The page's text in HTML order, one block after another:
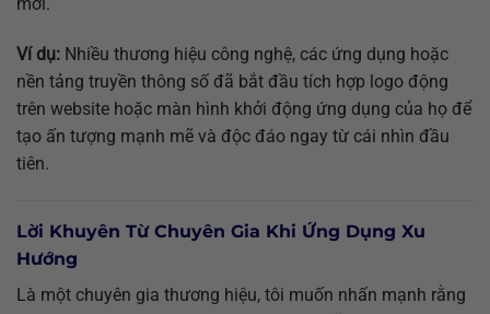
Ví dụ: Nhiều thương hiệu công nghệ, các ứng dụng hoặc
nền tảng truyền thông số đã bắt đầu tích hợp logo động
trên website hoặc màn hình khởi động ứng dụng của họ để
tạo ấn tượng mạnh mẽ và độc đáo ngay từ cái nhìn đầu
tiên.
Lời Khuyên Từ Chuyên Gia Khi Ứng Dụng Xu
Hướng
Là một chuyên gia thương hiệu, tôi muốn nhấn mạnh rằng